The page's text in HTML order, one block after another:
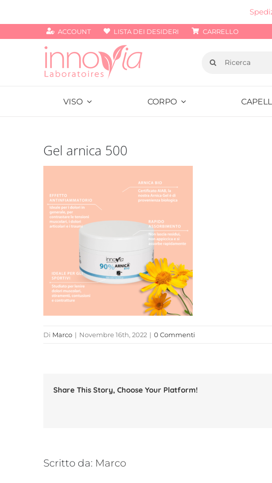
ACCOUNT LISTA DEI DESIDERI CARRELLO
Cerca
VISO CORPO
Gel arnica 500
Di Marco | Novembre 16th, 2022 | 0 Commenti
Share This Story, Choose Your Platform!
Scritto da: Marco